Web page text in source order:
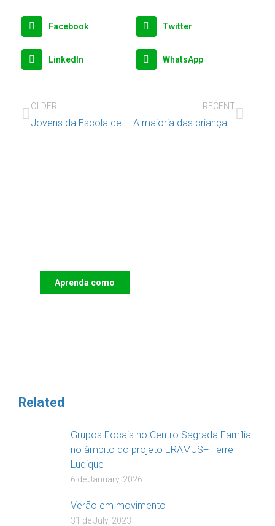
Facebook Twitter
LinkedIn WhatsApp
OLDER RECENT
Aprenda como
Related
Grupos Focais no Centro Sagrada Família
no âmbito do projeto ERAMUS+ Terre
Ludique
6 de January, 2026
Verão em movimento
31 de July, 2023